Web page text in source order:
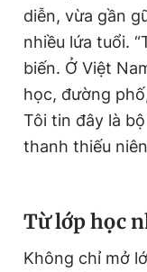
diễn, vừa gần
nhiều lứa tuổi.
biến. Ở Việt
học, đường
Tôi tin đây là
thanh thiếu
Từ lớp học
Không chỉ mở